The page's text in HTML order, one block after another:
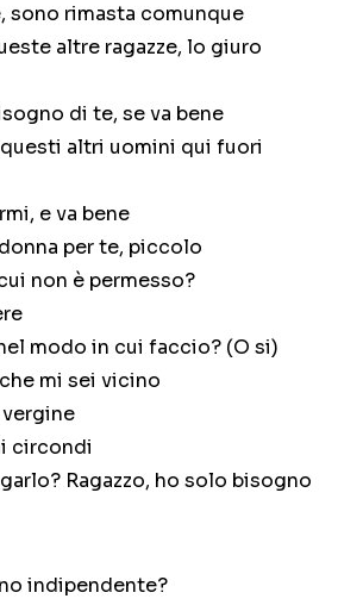
sono rimasta comunque
altre ragazze, lo giuro
di te, se va bene
altri uomini qui fuori
e va bene
per te, piccolo
non è permesso?
modo in cui faccio? (O si)
mi sei vicino
circondi
Ragazzo, ho solo bisogno
indipendente?